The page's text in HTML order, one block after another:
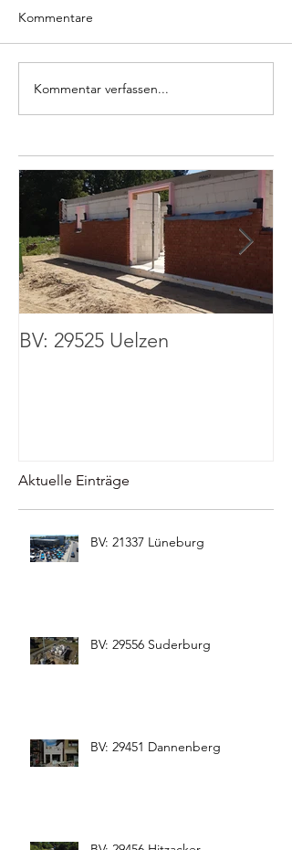
Kommentare
Kommentar verfassen...
BV: 29525 Uelzen
Aktuelle Einträge
BV: 21337 Lüneburg
BV: 29556 Suderburg
BV: 29451 Dannenberg